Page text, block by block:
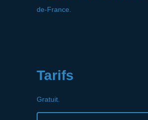
de-France.
Tarifs
Gratuit.